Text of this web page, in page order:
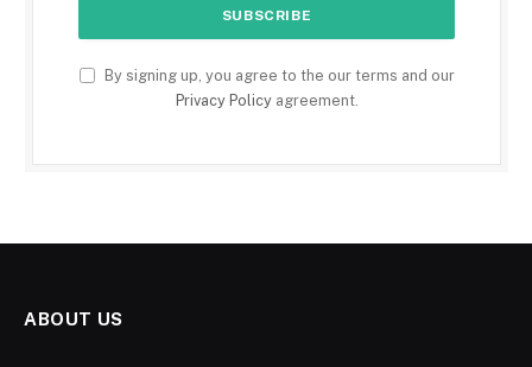
By signing up, you agree to the our terms and our
Privacy Policyagreement.
ABOUT US